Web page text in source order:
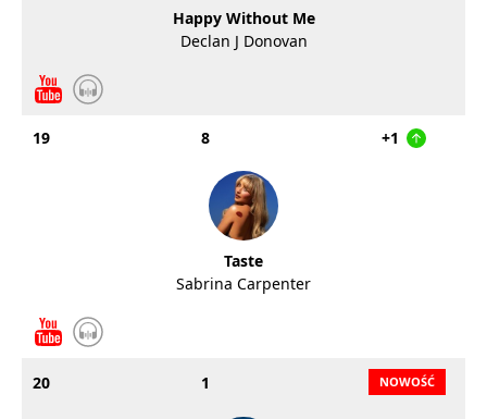
Happy Without Me
Declan J Donovan
19 8 +1
Taste
Sabrina Carpenter
20 1